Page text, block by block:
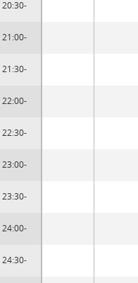
20:30-
21:00-
21:30-
22:00-
22:30-
23:00-
23:30-
24:00-
24:30-